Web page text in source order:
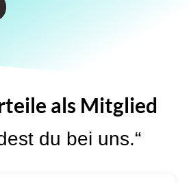
als Mitglied
du bei uns.“